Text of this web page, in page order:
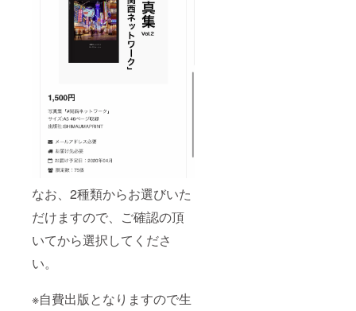
なお、2種類からお選びいた
だけますので、ご確認の頂
いてから選択してくださ
い。
※自費出版となりますので生